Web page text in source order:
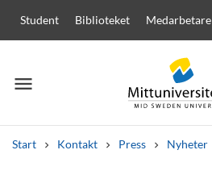
Student Biblioteket Medarbetare
menu
Meny
Start Kontakt Press Nyheter